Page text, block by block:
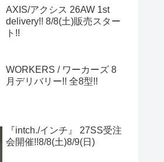
AXIS/アクシス 26AW 1st
delivery!! 8/8(土)販売スター
ト!!
WORKERS / ワーカーズ 8
月デリバリー!! 全8型!!
『intch./インチ』 27SS受注
会開催!!8/8(土)8/9(日)